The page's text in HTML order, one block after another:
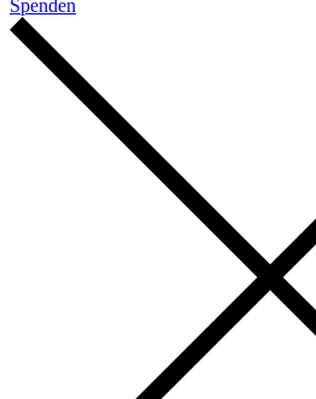
Spenden